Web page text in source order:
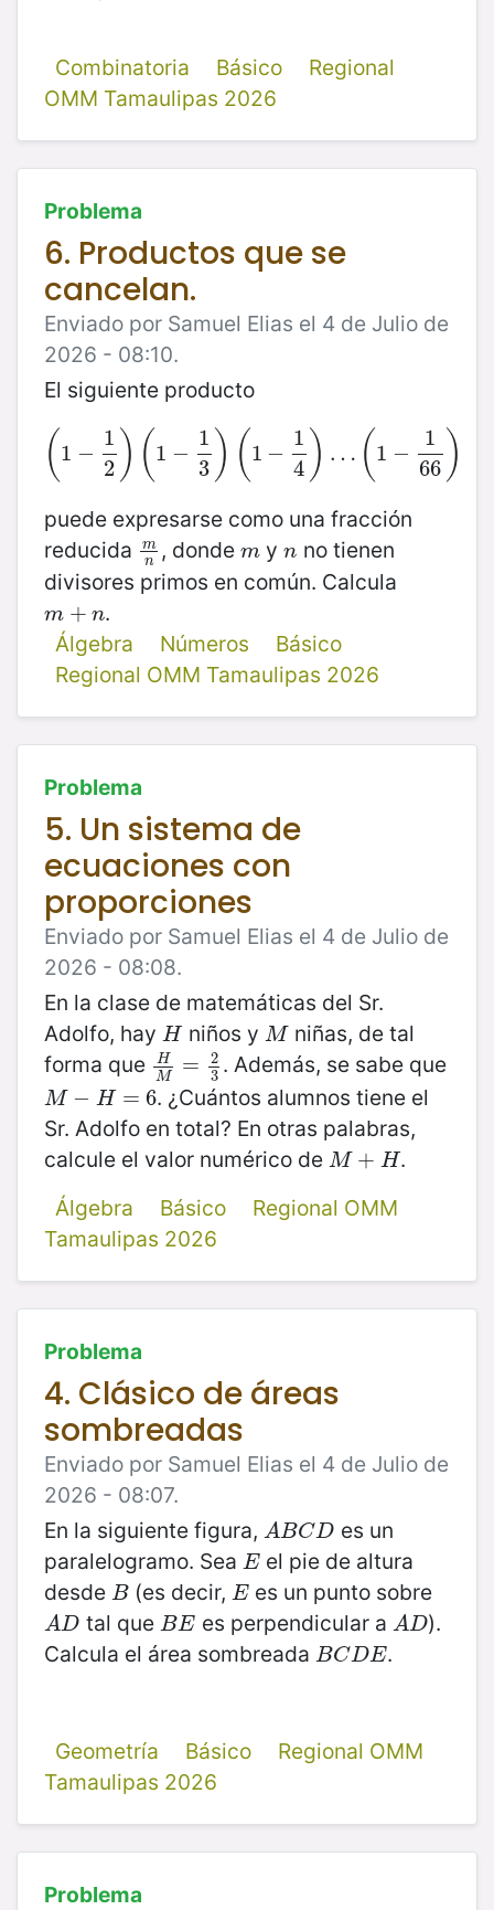
Combinatoria Básico
Regional
OMM Tamaulipas 2026
Problema
6. Productos que se
cancelan.
Enviado por Samuel Elias el 4 de Julio de
2026 - 08:10.
El siguiente producto
( 1 −
1
2 ) ( 1 −
1
3 ) ( 1 −
1
4 ) … ( 1 −
1
66 )
( 1−1 2 )(1 −1 3 ( 1−14)…( 1 − 1 66 )
puede expresarse como una fracción
reducida
m
n
mn, donde m
m yn
n no tienen
divisores primos en común. Calcula
m + n
m+n
.
Álgebra
Números
Básico
Regional OMM Tamaulipas 2026
Problema
5. Un sistema de
ecuaciones con
proporciones
Enviado por Samuel Elias el 4 de Julio de
2026 - 08:08.
En la clase de matemáticas del Sr.
Adolfo, hay H
Hniños y M
M niñas, de tal
forma que
H
M
=
2
3
HM= 23. Además, se sabe que
M − H = 6
M−H =6
. ¿Cuántos alumnos tiene el
Sr. Adolfo en total? En otras palabras,
calcule el valor numérico de M + H
M+H
.
Álgebra
Básico
Regional OMM
Tamaulipas 2026
Problema
4. Clásico de áreas
sombreadas
Enviado por Samuel Elias el 4 de Julio de
2026 - 08:07.
En la siguiente figura, ABCD
ABCD
es un
paralelogramo. Sea E
E el pie de altura
desde B
B(es decir, E
E es un punto sobre
AD
AD tal que BE
BE es perpendicular a AD
AD ).
Calcula el área sombreada BCDE
BCDE .
Geometría Básico
Regional OMM
Tamaulipas 2026
Problema